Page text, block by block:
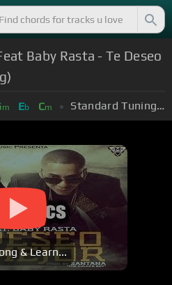
Baby Rasta - Te Deseo
m Eb Cm Standard Tuning (EADGBE)
& Learn...